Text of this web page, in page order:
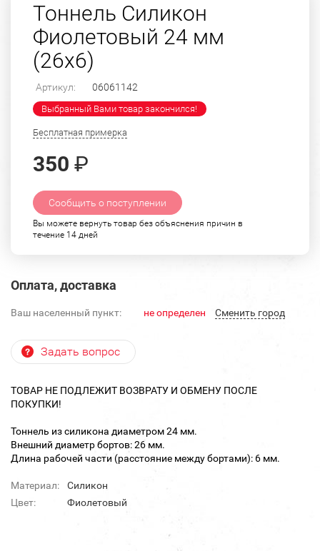
Тоннель Силикон
Фиолетовый 24 мм
(26х6)
Артикул: 06061142
Выбранный Вами товар закончился!
Бесплатная примерка
350 ₽
Сообщить о поступлении
Вы можете вернуть товар без объяснения причин в
течение 14 дней
Оплата, доставка
Ваш населенный пункт: не определен Cменить город
Задать вопрос
ТОВАР НЕ ПОДЛЕЖИТ ВОЗВРАТУ И ОБМЕНУ ПОСЛЕ
ПОКУПКИ!
Тоннель из силикона диаметром 24 мм.
Внешний диаметр бортов: 26 мм.
Длина рабочей части (расстояние между бортами): 6 мм.
Материал:
Силикон
Цвет:
Фиолетовый